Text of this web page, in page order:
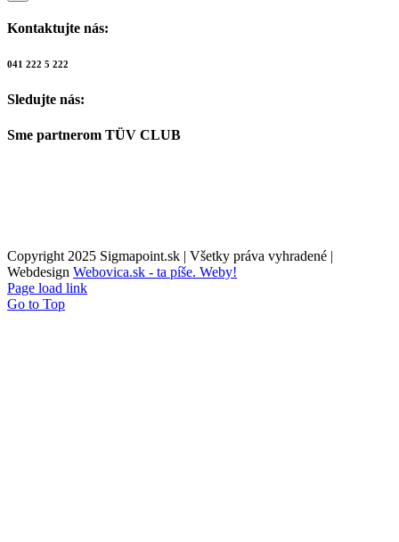
Kontaktujte nás:
041 222 5 222
Sledujte nás:
Sme partnerom TÜV CLUB
Copyright 2025 Sigmapoint.sk | Všetky práva vyhradené |
Webdesign Webovica.sk - ta píše. Weby!
Page load link
Go to Top